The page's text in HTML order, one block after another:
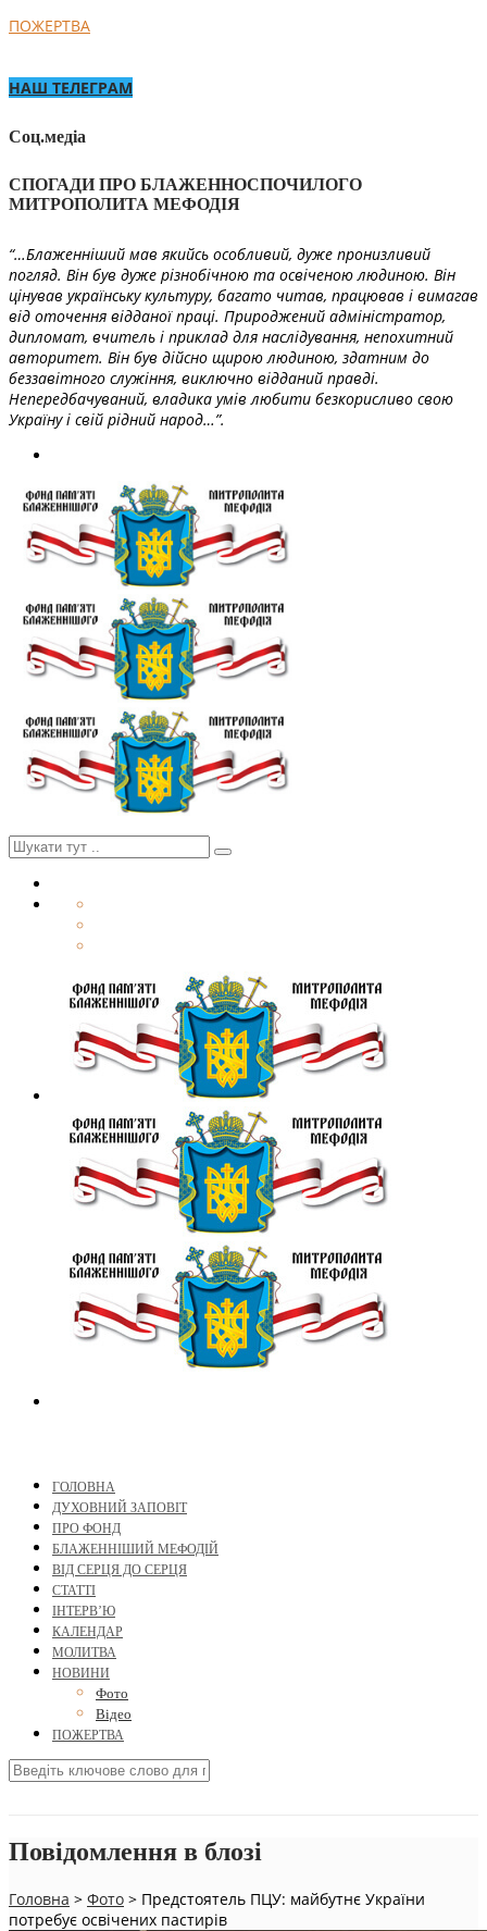
ПОЖЕРТВА
НАШ ТЕЛЕГРАМ
Соц.медіа
СПОГАДИ ПРО БЛАЖЕННОСПОЧИЛОГО
МИТРОПОЛИТА МЕФОДІЯ
“…Блаженніший мав якийсь особливий, дуже пронизливий
погляд. Він був дуже різнобічною та освіченою людиною. Він
цінував українську культуру, багато читав, працював і вимагав
від оточення відданої праці. Природжений адміністратор,
дипломат, вчитель і приклад для наслідування, непохитний
авторитет. Він був дійсно щирою людиною, здатним до
беззавітного служіння, виключно відданий правді.
Непередбачуваний, владика умів любити безкорисливо свою
Україну і свій рідний народ…”.
ГОЛОВНА
ДУХОВНИЙ ЗАПОВІТ
ПРО ФОНД
БЛАЖЕННІШИЙ МЕФОДІЙ
ВІД СЕРЦЯ ДО СЕРЦЯ
СТАТТІ
ІНТЕРВ’Ю
КАЛЕНДАР
МОЛИТВА
НОВИНИ
Фото
Відео
ПОЖЕРТВА
Повідомлення в блозі
Головна > Фото > Предстоятель ПЦУ: майбутнє України
потребує освічених пастирів